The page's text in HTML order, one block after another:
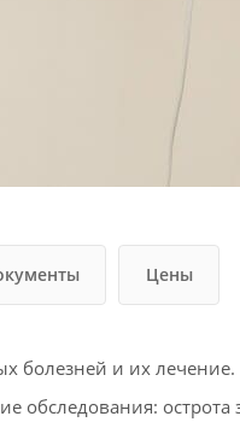
Цены
болезней и их лечение.
обследования: